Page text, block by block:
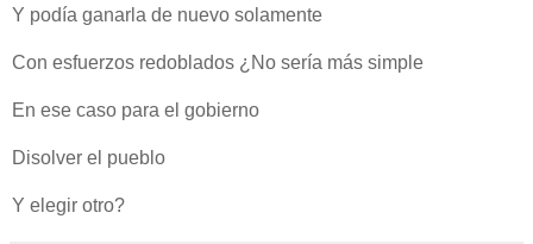
Y podía ganarla de nuevo solamente
Con esfuerzos redoblados ¿No sería más simple
En ese caso para el gobierno
Disolver el pueblo
Y elegir otro?